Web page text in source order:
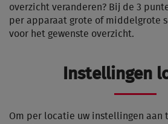
overzicht veranderen? Bij de 3
per apparaat grote of middelgrote
voor het gewenste overzicht.
Instellingen
Om per locatie uw instellingen aan